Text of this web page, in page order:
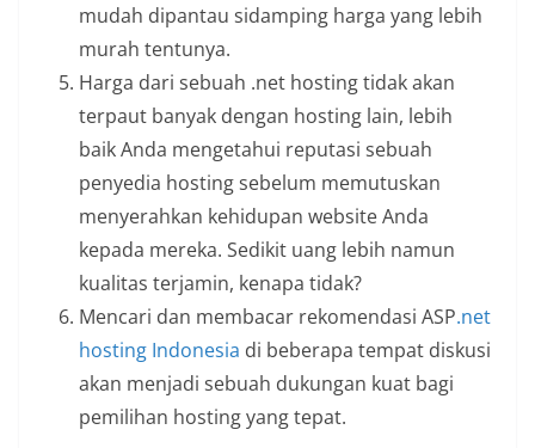
mudah dipantau sidamping harga yang lebih
murah tentunya.
Harga dari sebuah .net hosting tidak akan
terpaut banyak dengan hosting lain, lebih
baik Anda mengetahui reputasi sebuah
penyedia hosting sebelum memutuskan
menyerahkan kehidupan website Anda
kepada mereka. Sedikit uang lebih namun
kualitas terjamin, kenapa tidak?
Mencari dan membacar rekomendasi ASP.net
hosting Indonesia di beberapa tempat diskusi
akan menjadi sebuah dukungan kuat bagi
pemilihan hosting yang tepat.